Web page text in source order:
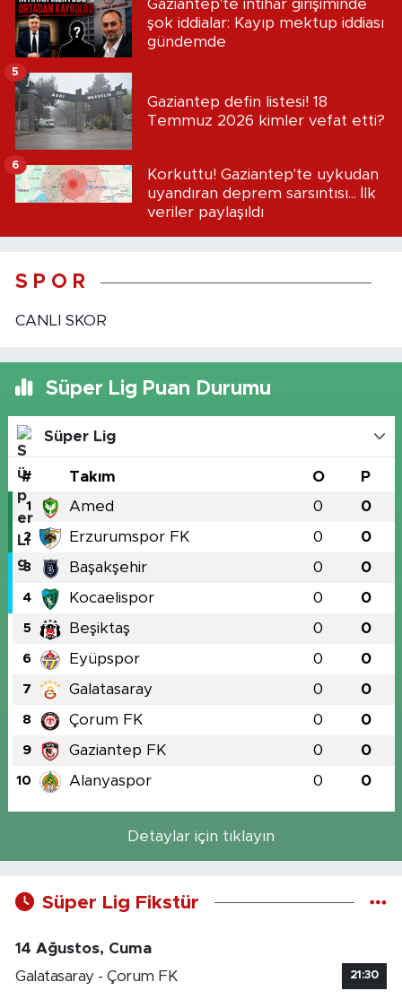
Gaziantep'te intihar girişiminde
şok iddialar: Kayıp mektup iddiası
gündemde
Gaziantep defin listesi! 18
Temmuz 2026 kimler vefat etti?
5
Korkuttu! Gaziantep'te uykudan
uyandıran deprem sarsıntısı... İlk
veriler paylaşıldı
6
S P O R
CANLI SKOR
Süper Lig Puan Durumu
Süper Lig
# Takım O P
1 Amed 0 0
2 Erzurumspor FK 0 0
3 Başakşehir 0 0
4 Kocaelispor 0 0
5 Beşiktaş 0 0
6 Eyüpspor 0 0
7 Galatasaray 0 0
8 Çorum FK 0 0
9 Gaziantep FK 0 0
10 Alanyaspor 0 0
Detaylar için tıklayın
Süper Lig Fikstür
14 Ağustos, Cuma
Galatasaray - Çorum FK
21:30